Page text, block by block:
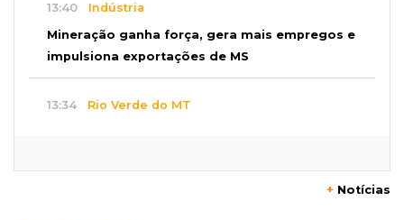
13:40 Indústria
Mineração ganha força, gera mais empregos e
impulsiona exportações de MS
13:34 Rio Verde do MT
+ Notícias